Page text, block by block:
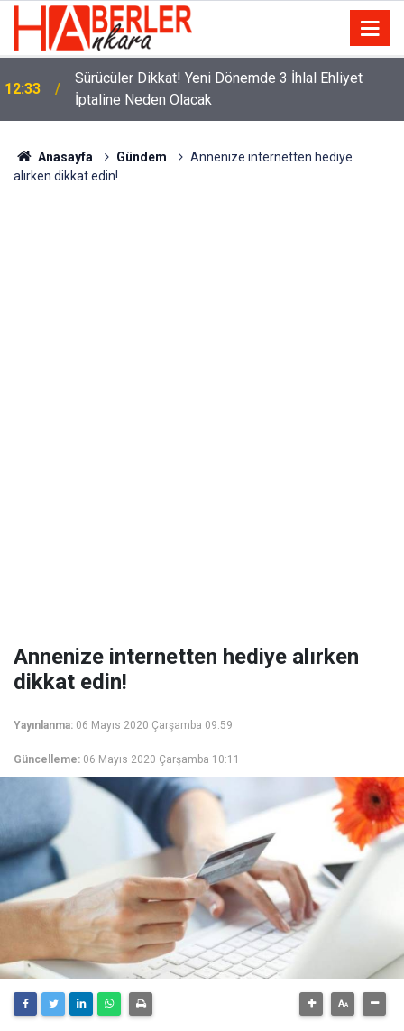
12:33
Sürücüler Dikkat! Yeni Dönemde 3 İhlal Ehliyet
İptaline Neden Olacak
Anasayfa Gündem
Annenize internetten hediye
alırken dikkat edin!
Annenize internetten hediye alırken
dikkat edin!
Yayınlanma: 06 Mayıs 2020 Çarşamba 09:59
Güncelleme: 06 Mayıs 2020 Çarşamba 10:11